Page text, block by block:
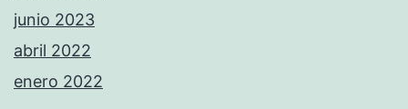
junio 2023
abril 2022
enero 2022